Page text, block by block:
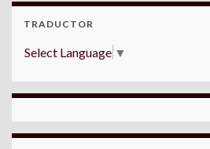
TRADUCTOR
Select Language ▼